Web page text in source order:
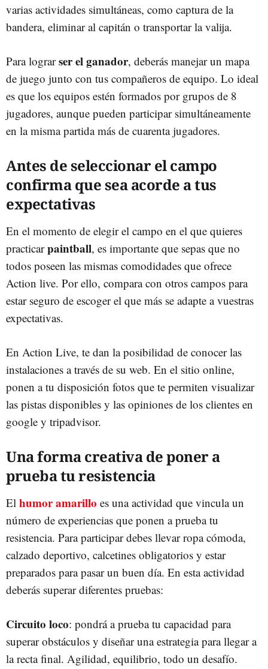
varias actividades simultáneas, como captura de la
bandera, eliminar al capitán o transportar la valija.
Para lograrser el ganador, deberás manejar un mapa
de juego junto con tus compañeros de equipo. Lo ideal
es que los equipos estén formados por grupos de 8
jugadores, aunque pueden participar simultáneamente
en la misma partida más de cuarenta jugadores.
Antes de seleccionar el campo
confirma que sea acorde a tus
expectativas
En el momento de elegir el campo en el que quieres
practicarpaintball, es importante que sepas que no
todos poseen las mismas comodidades que ofrece
Action live. Por ello, compara con otros campos para
estar seguro de escoger el que más se adapte a vuestras
expectativas.
En Action Live, te dan la posibilidad de conocer las
instalaciones a través de su web. En el sitio online,
ponen a tu disposición fotos que te permiten visualizar
las pistas disponibles y las opiniones de los clientes en
google y tripadvisor.
Una forma creativa de poner a
prueba tu resistencia
El humor amarillo es una actividad que vincula un
número de experiencias que ponen a prueba tu
resistencia. Para participar debes llevar ropa cómoda,
calzado deportivo, calcetines obligatorios y estar
preparados para pasar un buen día. En esta actividad
deberás superar diferentes pruebas:
Circuito loco: pondrá a prueba tu capacidad para
superar obstáculos y diseñar una estrategia para llegar a
la recta final. Agilidad, equilibrio, todo un desafío.